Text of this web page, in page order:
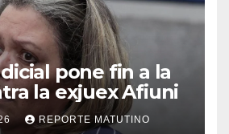
pone fin a la
la exjuex Afiuni
REPORTE MATUTINO